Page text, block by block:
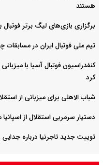
هستند
برگزاری بازی‌های لیگ برتر فوتبال
تیم ملی فوتبال ایران در
کنفدراسیون فوتبال آسیا با
کرد
شباب الاهلی برای میزبانی از
دستیار سرمربی استقلال از
توییت جدید تاجرنیا درباره جدایی